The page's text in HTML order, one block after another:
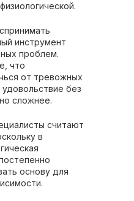
инструмент
проблем.
что
от тревожных
без
сложнее.
считают
в
основу для